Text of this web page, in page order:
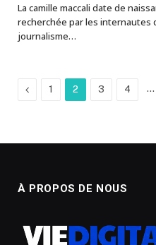
La camille maccali date de
recherchée par les internautes
journalisme…
Previous
1 2 3 4 …
À PROPOS DE NOUS